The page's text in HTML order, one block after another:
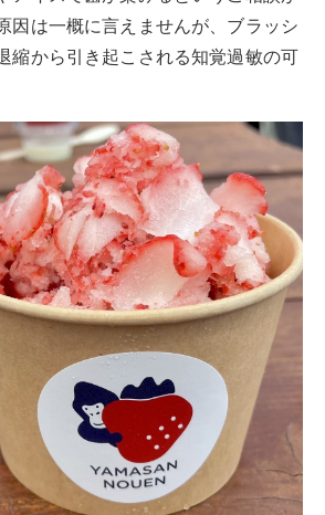
因は一概に言えませんが、ブラッシ
縮から引き起こされる知覚過敏の可